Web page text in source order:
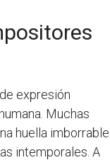
expresión
Muchas
huella imborrable
intemporales. A